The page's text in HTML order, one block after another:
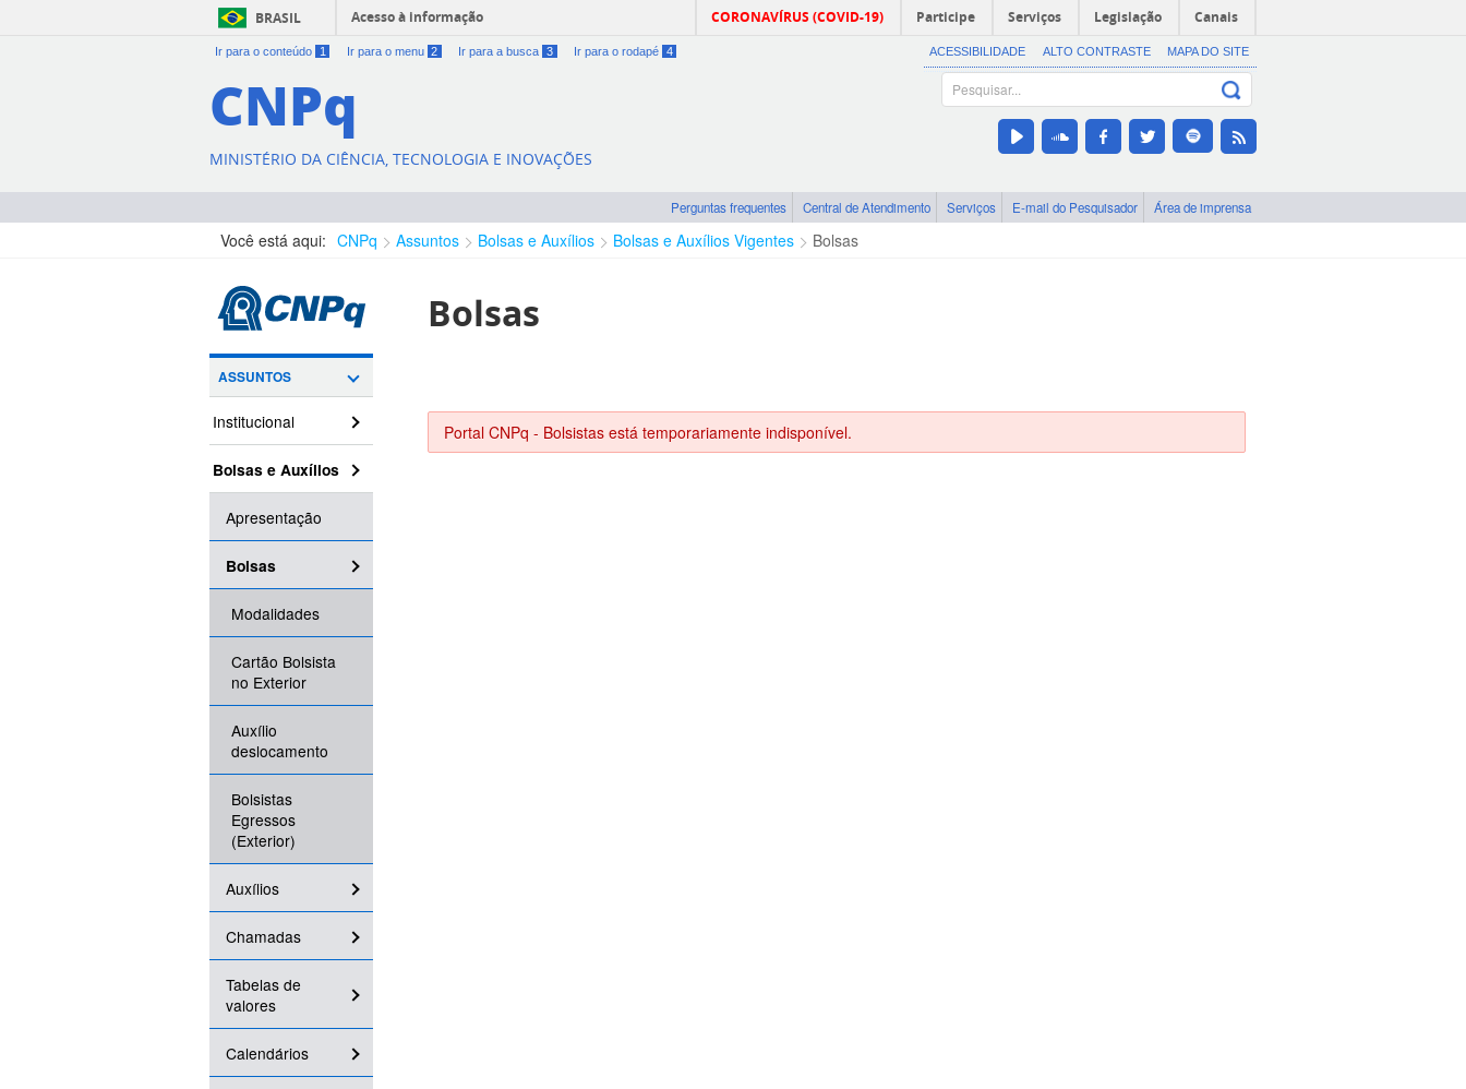
BRASIL Acesso à informação CORONAVÍRUS (COVID-19) Participe Serviços Legislação Canais
Ir para o conteúdo 1 Ir para o menu 2 Ir para a busca 3 Ir para o rodapé 4 ACESSIBILIDADE ALTO CONTRASTE MAPA DO SITE
CNPq
MINISTÉRIO DA CIÊNCIA, TECNOLOGIA E INOVAÇÕES
Perguntas frequentes Central de Atendimento Serviços E-mail do Pesquisador Área de imprensa
Você está aqui: CNPq Assuntos Bolsas e Auxílios Bolsas e Auxílios Vigentes Bolsas
ASSUNTOS
Institucional
Bolsas e Auxílios
Apresentação
Bolsas
Modalidades
Cartão Bolsista
no Exterior
Auxílio
deslocamento
Bolsistas
Egressos
(Exterior)
Auxílios
Chamadas
Tabelas de
valores
Calendários
Bolsas
Portal CNPq - Bolsistas está temporariamente indisponível.